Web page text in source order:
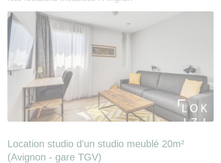
Location studio d'un studio meublé 20m²
(Avignon - gare TGV)